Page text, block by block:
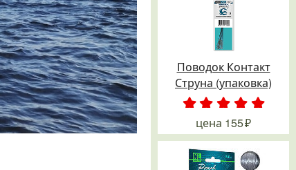
Поводок Контакт
Струна (упаковка)
. .
цена 155